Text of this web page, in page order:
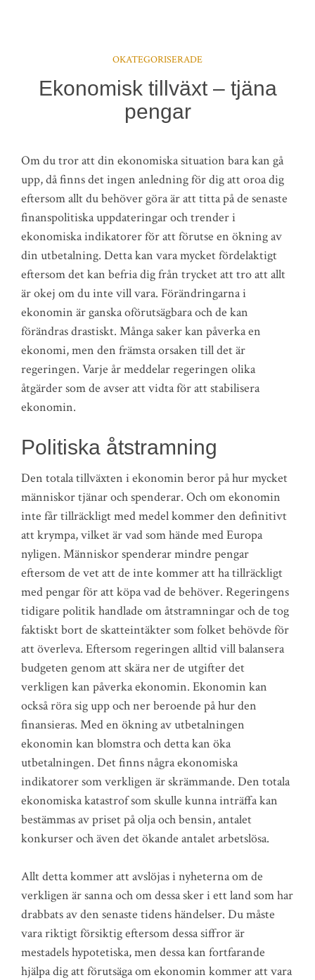
OKATEGORISERADE
Ekonomisk tillväxt – tjäna
pengar
Om du tror att din ekonomiska situation bara kan gå
upp, då finns det ingen anledning för dig att oroa dig
eftersom allt du behöver göra är att titta på de senaste
finanspolitiska uppdateringar och trender i
ekonomiska indikatorer för att förutse en ökning av
din utbetalning. Detta kan vara mycket fördelaktigt
eftersom det kan befria dig från trycket att tro att allt
är okej om du inte vill vara. Förändringarna i
ekonomin är ganska oförutsägbara och de kan
förändras drastiskt. Många saker kan påverka en
ekonomi, men den främsta orsaken till det är
regeringen. Varje år meddelar regeringen olika
åtgärder som de avser att vidta för att stabilisera
ekonomin.
Politiska åtstramning
Den totala tillväxten i ekonomin beror på hur mycket
människor tjänar och spenderar. Och om ekonomin
inte får tillräckligt med medel kommer den definitivt
att krympa, vilket är vad som hände med Europa
nyligen. Människor spenderar mindre pengar
eftersom de vet att de inte kommer att ha tillräckligt
med pengar för att köpa vad de behöver. Regeringens
tidigare politik handlade om åtstramningar och de tog
faktiskt bort de skatteintäkter som folket behövde för
att överleva. Eftersom regeringen alltid vill balansera
budgeten genom att skära ner de utgifter det
verkligen kan påverka ekonomin. Ekonomin kan
också röra sig upp och ner beroende på hur den
finansieras. Med en ökning av utbetalningen
ekonomin kan blomstra och detta kan öka
utbetalningen. Det finns några ekonomiska
indikatorer som verkligen är skrämmande. Den totala
ekonomiska katastrof som skulle kunna inträffa kan
bestämmas av priset på olja och bensin, antalet
konkurser och även det ökande antalet arbetslösa.
Allt detta kommer att avslöjas i nyheterna om de
verkligen är sanna och om dessa sker i ett land som har
drabbats av den senaste tidens händelser. Du måste
vara riktigt försiktig eftersom dessa siffror är
mestadels hypotetiska, men dessa kan fortfarande
hjälpa dig att förutsäga om ekonomin kommer att vara